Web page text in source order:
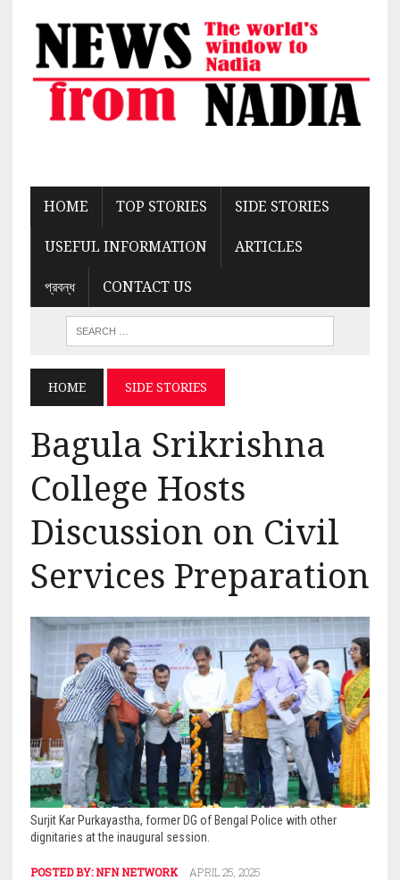
HOME TOP STORIES SIDE STORIES
USEFUL INFORMATION ARTICLES
প্রবন্ধ CONTACT US
HOME SIDE STORIES
Bagula Srikrishna
College Hosts
Discussion on Civil
Services Preparation
Surjit Kar Purkayastha, former DG of Bengal Police with other
dignitaries at the inaugural session.
POSTED BY:NFN NETWORK APRIL 25, 2025